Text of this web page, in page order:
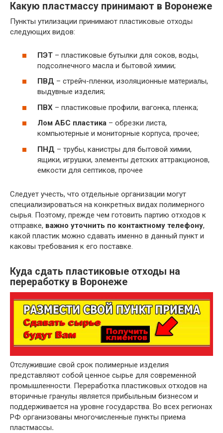
Какую пластмассу принимают в Воронеже
Пункты утилизации принимают пластиковые отходы
следующих видов:
ПЭТ – пластиковые бутылки для соков, воды,
подсолнечного масла и бытовой химии;
ПВД – стрейч-пленки, изоляционные материалы,
выдувные изделия;
ПВХ – пластиковые профили, вагонка, пленка;
Лом АБС пластика – обрезки листа,
компьютерные и мониторные корпуса, прочее;
ПНД – трубы, канистры для бытовой химии,
ящики, игрушки, элементы детских аттракционов,
емкости для септиков, прочее
Следует учесть, что отдельные организации могут
специализироваться на конкретных видах полимерного
сырья. Поэтому, прежде чем готовить партию отходов к
отправке, важно уточнить по контактному телефону,
какой пластик можно сдавать именно в данный пункт и
каковы требования к его поставке.
Куда сдать пластиковые отходы на
переработку в Воронеже
Отслужившие свой срок полимерные изделия
представляют собой ценное сырье для современной
промышленности. Переработка пластиковых отходов на
вторичные гранулы является прибыльным бизнесом и
поддерживается на уровне государства. Во всех регионах
РФ организованы многочисленные пункты приема
пластмассы.